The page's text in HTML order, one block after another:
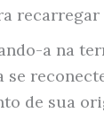
recarregar
a na
se
de sua